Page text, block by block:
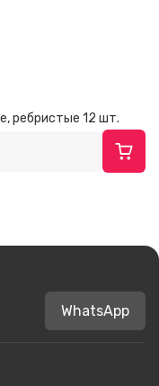
ребристые 12 шт.
WhatsApp